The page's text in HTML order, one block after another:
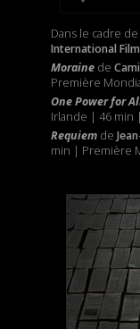
Dans le cadre
International
Morainede
Première
One Power for
Irlande | 46 min
Requiemde
min | Première